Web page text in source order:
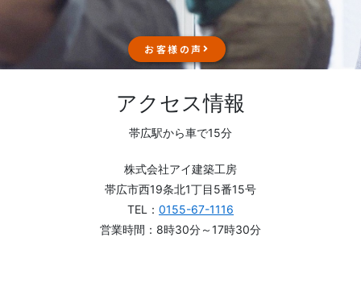
お客様の声
アクセス情報
帯広駅から車で15分
株式会社アイ建築工房
帯広市西19条北1丁目5番15号
TEL： 0155-67-1116
営業時間：8時30分～17時30分